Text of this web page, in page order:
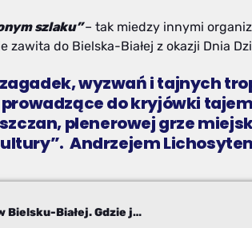
szlaku”– tak miedzy innymi
zawita do Bielska-Białej z okazji Dnia
wyzwań i tajnych
do kryjówki
plenerowej grze
Andrzejem
Andrzej Lichosyt- wicedyrektor Miejskiego Domu Kultury w Bielsku-Białej. Gdzie jest Szpieg?